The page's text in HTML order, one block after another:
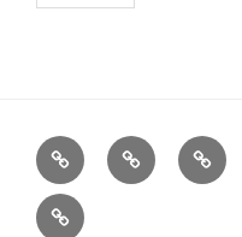
Arbeidsvoorwaarden
Carré
Onze
Carré